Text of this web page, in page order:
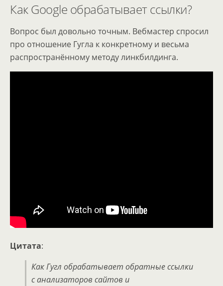
Как Google обрабатывает ссылки?
Вопрос был довольно точным. Вебмастер спросил
про отношение Гугла к конкретному и весьма
распространённому методу линкбилдинга.
Цитата:
Как Гугл обрабатывает обратные ссылки
с анализаторов сайтов и